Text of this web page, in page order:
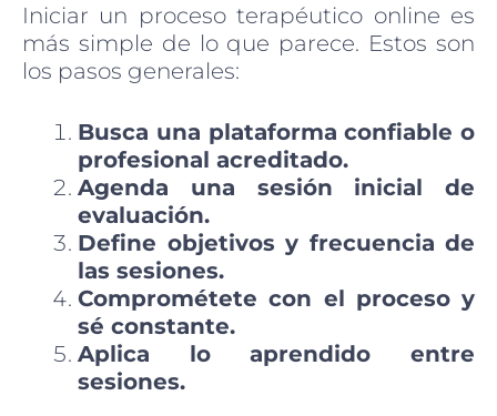
Iniciar un proceso terapéutico online es
más simple de lo que parece. Estos son
los pasos generales:
Busca una plataforma confiable o
profesional acreditado.
Agenda una sesión inicial de
evaluación.
Define objetivos y frecuencia de
las sesiones.
Comprométete con el proceso y
sé constante.
Aplica lo aprendido entre
sesiones.